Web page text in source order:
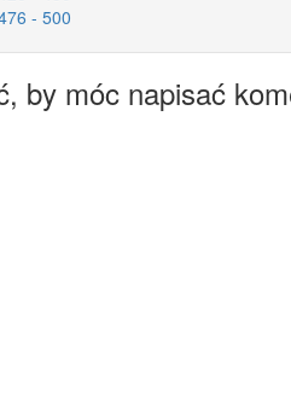
- 500
by móc napisać